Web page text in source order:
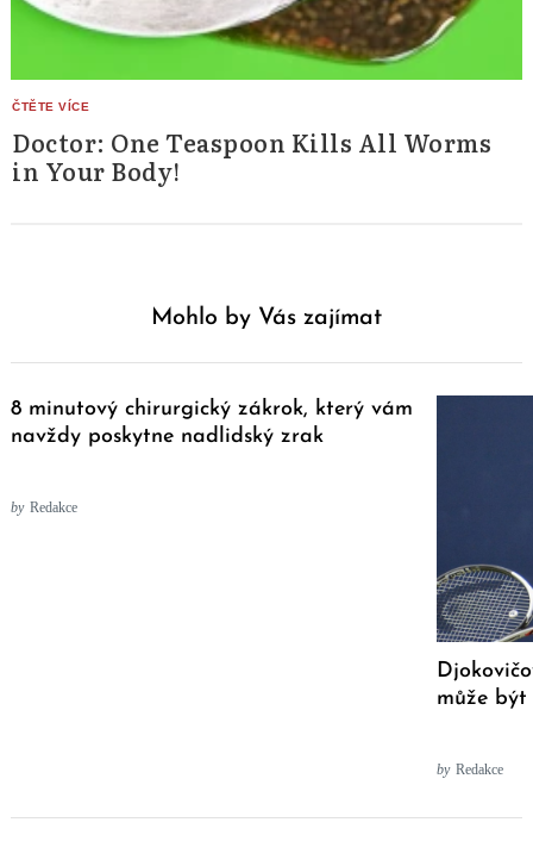
Doctor: One Teaspoon Kills All Worms
in Your Body!
Mohlo by Vás zajímat
8 minutový chirurgický zákrok, který vám
navždy poskytne nadlidský zrak
by Redakce
může být
by Redakce